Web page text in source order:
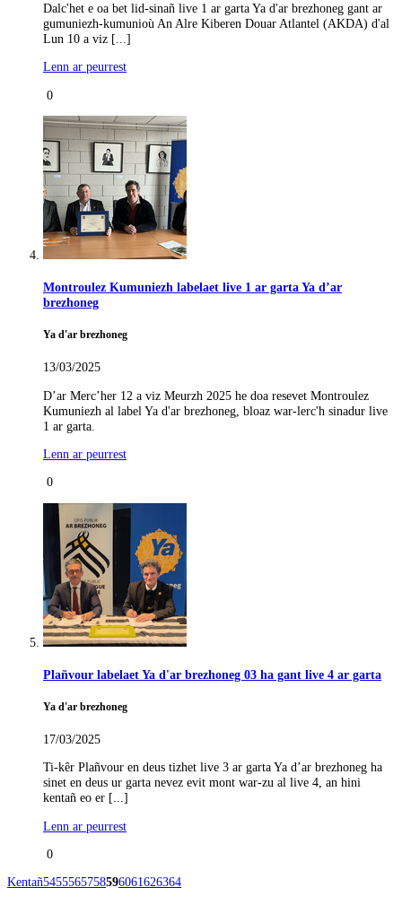
Dalc'het e oa bet lid-sinañ live 1 ar garta Ya d'ar brezhoneg gant ar
gumuniezh-kumunioù An Alre Kiberen Douar Atlantel (AKDA) d'al
Lun 10 a viz [...]
Lenn ar peurrest
0
Montroulez Kumuniezh labelaet live 1 ar garta Ya d’ar
brezhoneg
Ya d'ar brezhoneg
13/03/2025
D’ar Merc’her 12 a viz Meurzh 2025 he doa resevet Montroulez
Kumuniezh al label Ya d'ar brezhoneg, bloaz war-lerc'h sinadur live
1 ar garta.
Lenn ar peurrest
0
Plañvour labelaet Ya d'ar brezhoneg 03 ha gant live 4 ar garta
Ya d'ar brezhoneg
17/03/2025
Ti-kêr Plañvour en deus tizhet live 3 ar garta Ya d’ar brezhoneg ha
sinet en deus ur garta nevez evit mont war-zu al live 4, an hini
kentañ eo er [...]
Lenn ar peurrest
0
Kentañ5455565758596061626364